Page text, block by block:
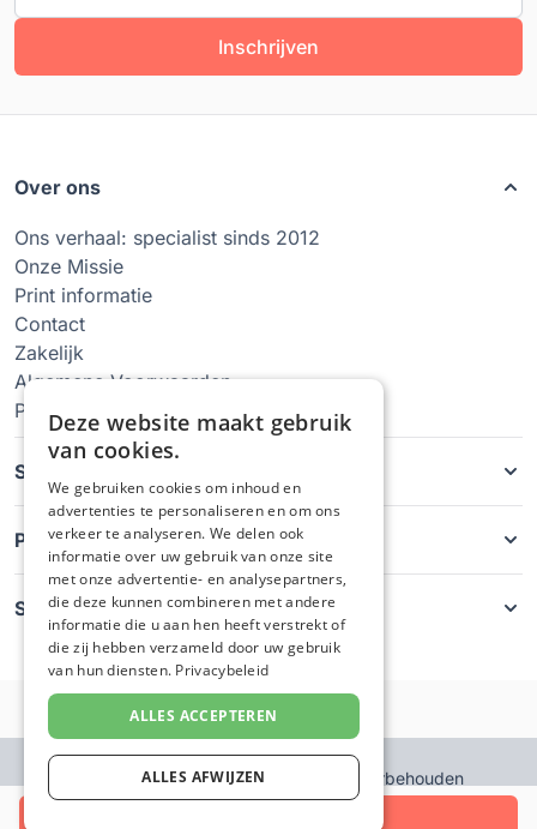
Inschrijven
Over ons
Ons verhaal: specialist sinds 2012
Onze Missie
Print informatie
Contact
Zakelijk
Algemene Voorwaarden
Privacy Policy
Soorten hoesjes
Producten
Service
© GsmHoesjeMaken - Alle rechten voorbehouden
Deze website maakt gebruik
van cookies.
We gebruiken cookies om inhoud en
advertenties te personaliseren en om ons
verkeer te analyseren. We delen ook
informatie over uw gebruik van onze site
met onze advertentie- en analysepartners,
die deze kunnen combineren met andere
informatie die u aan hen heeft verstrekt of
die zij hebben verzameld door uw gebruik
van hun diensten. Privacybeleid
ALLES ACCEPTEREN
ALLES AFWIJZEN